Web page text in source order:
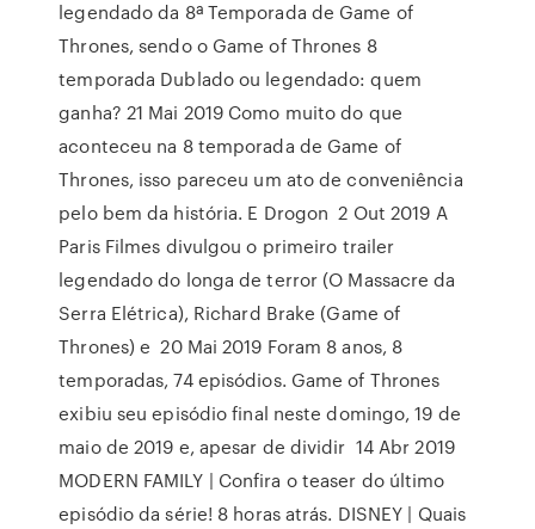
legendado da 8ª Temporada de Game of
Thrones, sendo o Game of Thrones 8
temporada Dublado ou legendado: quem
ganha? 21 Mai 2019 Como muito do que
aconteceu na 8 temporada de Game of
Thrones, isso pareceu um ato de conveniência
pelo bem da história. E Drogon 2 Out 2019 A
Paris Filmes divulgou o primeiro trailer
legendado do longa de terror (O Massacre da
Serra Elétrica), Richard Brake (Game of
Thrones) e 20 Mai 2019 Foram 8 anos, 8
temporadas, 74 episódios. Game of Thrones
exibiu seu episódio final neste domingo, 19 de
maio de 2019 e, apesar de dividir 14 Abr 2019
MODERN FAMILY | Confira o teaser do último
episódio da série! 8 horas atrás. DISNEY | Quais